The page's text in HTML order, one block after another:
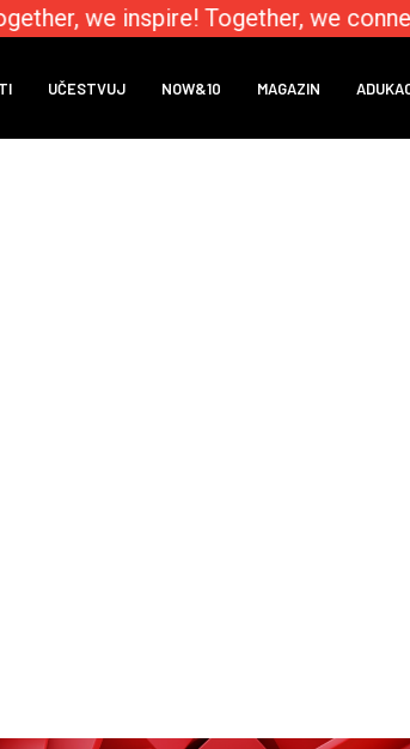
we inspire! Together, we
UČESTVUJ NOW&10 MAGAZIN